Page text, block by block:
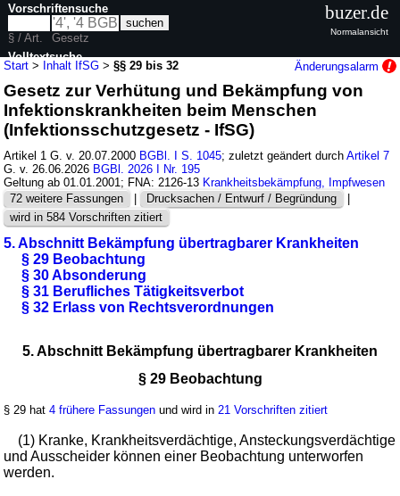
Start > Inhalt IfSG >§§ 29 bis 32 Änderungsalarm
Gesetz zur Verhütung und Bekämpfung von
Infektionskrankheiten beim Menschen
(Infektionsschutzgesetz - IfSG)
Artikel 1 G. v. 20.07.2000 BGBl. I S. 1045; zuletzt geändert durchArtikel 7
G. v. 26.06.2026 BGBl. 2026 I Nr. 195
Geltung ab 01.01.2001; FNA: 2126-13 Krankheitsbekämpfung, Impfwesen
72 weitere Fassungen
| Drucksachen / Entwurf / Begründung
|
wird in 584 Vorschriften zitiert
5. Abschnitt Bekämpfung übertragbarer Krankheiten
§ 29 Beobachtung
§ 30 Absonderung
§ 31 Berufliches Tätigkeitsverbot
§ 32 Erlass von Rechtsverordnungen
5. Abschnitt Bekämpfung übertragbarer Krankheiten
§ 29 Beobachtung
§ 29 hat4 frühere Fassungen und wird in21 Vorschriften zitiert
(1) Kranke, Krankheitsverdächtige, Ansteckungsverdächtige
und Ausscheider können einer Beobachtung unterworfen
werden.
Vorschriftensuche
§ / Art.
Gesetz
Volltextsuche
nur in IfSG
buzer.de
Normalansicht